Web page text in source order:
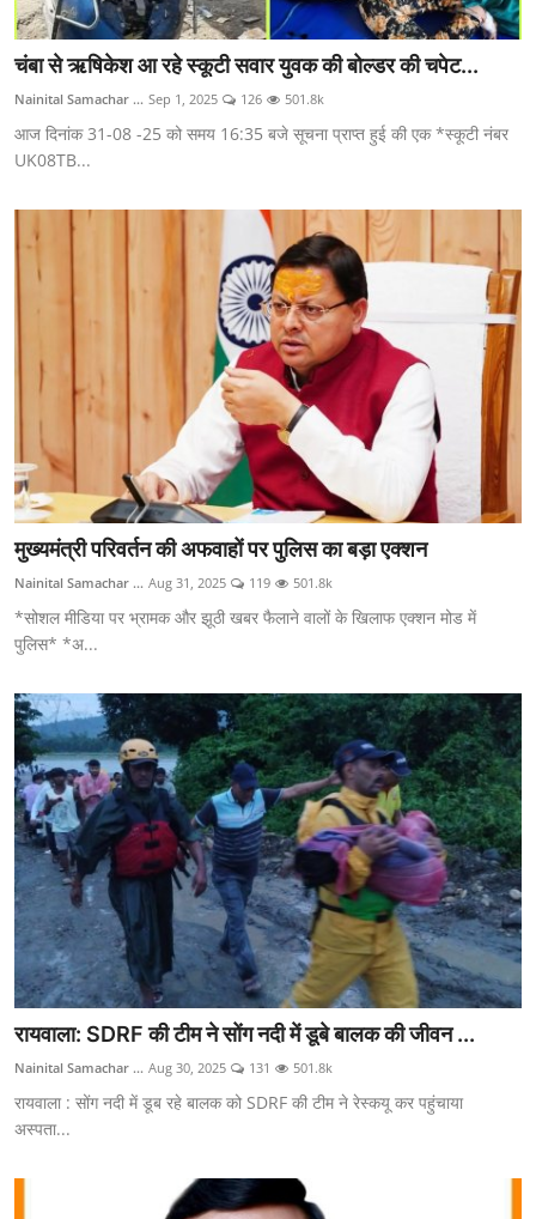
चंबा से ऋषिकेश आ रहे स्कूटी सवार युवक की बोल्डर की चपेट...
Nainital Samachar ... Sep 1, 2025 126 501.8k
आज दिनांक 31-08 -25 को समय 16:35 बजे सूचना प्राप्त हुई की एक *स्कूटी नंबर
UK08TB...
मुख्यमंत्री परिवर्तन की अफवाहों पर पुलिस का बड़ा एक्शन
Nainital Samachar ... Aug 31, 2025 119 501.8k
*सोशल मीडिया पर भ्रामक और झूठी खबर फैलाने वालों के खिलाफ एक्शन मोड में
पुलिस* *अ...
रायवाला: SDRF की टीम ने सोंग नदी में डूबे बालक की जीवन ...
Nainital Samachar ... Aug 30, 2025 131 501.8k
रायवाला : सोंग नदी में डूब रहे बालक को SDRF की टीम ने रेस्कयू कर पहुंचाया
अस्पता...